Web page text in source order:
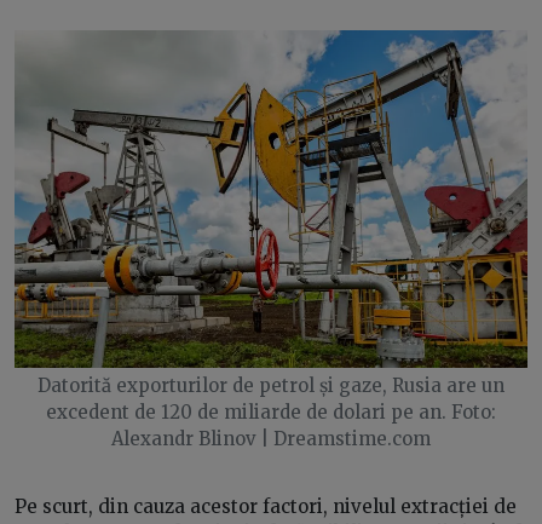
Datorită exporturilor de petrol și gaze, Rusia are un
excedent de 120 de miliarde de dolari pe an. Foto:
Alexandr Blinov | Dreamstime.com
Pe scurt, din cauza acestor factori, nivelul extracției de